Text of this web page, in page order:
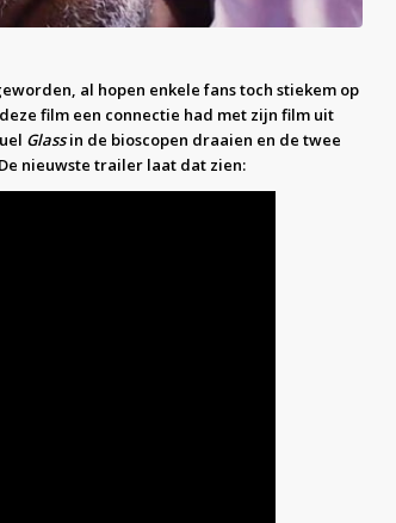
al hopen enkele fans toch stiekem op
film een connectie had met zijn film uit
Glassin de bioscopen draaien en de twee
nieuwste trailer laat dat zien: